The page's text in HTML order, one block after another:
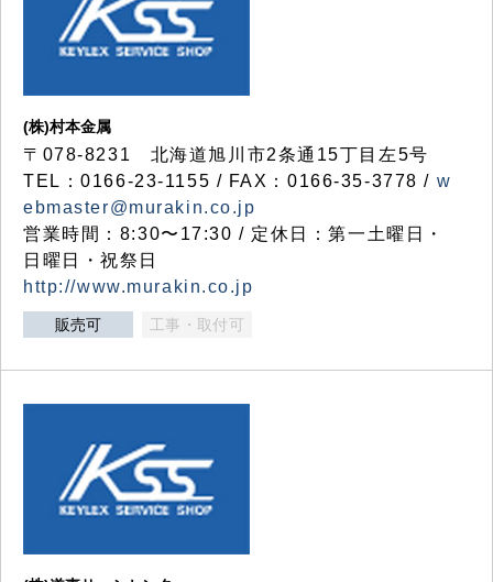
(株)村本金属
〒078-8231 北海道旭川市2条通15丁目左5号
TEL：0166-23-1155 / FAX：0166-35-3778 / w
ebmaster@murakin.co.jp
営業時間：8:30〜17:30 / 定休日：第一土曜日・
日曜日・祝祭日
http://www.murakin.co.jp
販売可 工事・取付可